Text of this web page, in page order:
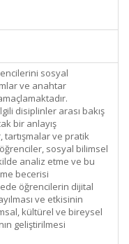
sosyal
ve anahtar
disiplinler arası bakış
bir anlayış
tartışmalar ve pratik
sosyal bilimsel
analiz etme ve bu
becerisi
öğrencilerin dijital
ve etkisinin
kültürel ve bireysel
geliştirilmesi